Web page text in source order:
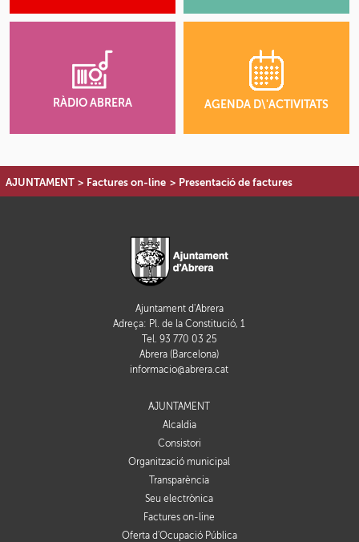
RÀDIO ABRERA AGENDA D\'ACTIVITATS
AJUNTAMENT > Factures on-line > Presentació de factures
Ajuntament d'Abrera
Adreça: Pl. de la Constitució, 1
Tel. 93 770 03 25
Abrera (Barcelona)
informacio@abrera.cat
AJUNTAMENT
Alcaldia
Consistori
Organització municipal
Transparència
Seu electrònica
Factures on-line
Oferta d'Ocupació Pública